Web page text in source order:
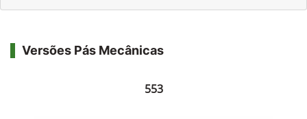
Versões Pás Mecânicas
553